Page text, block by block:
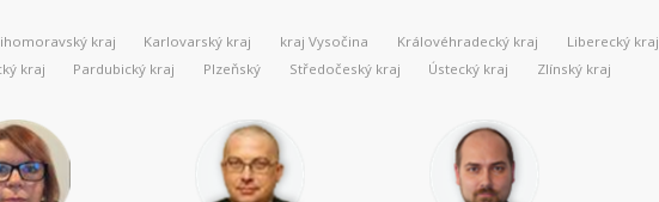
kraj Karlovarský kraj kraj Vysočina Královéhradecký kraj Liberecký kraj
kraj
Pardubický kraj Plzeňský Středočeský kraj Ústecký kraj Zlínský kraj